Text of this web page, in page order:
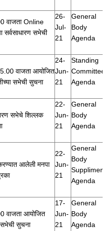
वाजता Online
सर्वसाधारण सभेची
26-
Jul-
21
General
Body
Agenda
वाजता आयोजित
सभेची सुचना
24-
Jun-
21
Standing
Committee
Agenda
सभेचे शिल्लक
22-
Jun-
21
General
Body
Agenda
आलेली मनपा
22-
Jun-
21
General
Body
Suppliment
Agenda
वाजता आयोजित
सभेची सुचना
17-
Jun-
21
General
Body
Agenda